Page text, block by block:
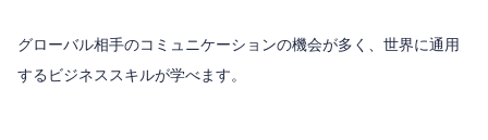
グローバル相手のコミュニケーションの機会が多く、世界に通用
するビジネススキルが学べます。